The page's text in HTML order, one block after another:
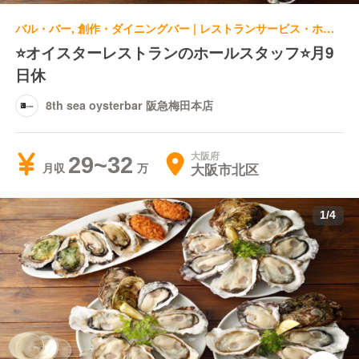
バル・バー, 創作・ダイニングバー | レストランサービス・ホールスタッフ | 8th sea oysterbar 阪急梅田本店
⭐オイスターレストランのホールスタッフ⭐月9
日休
8th sea oysterbar 阪急梅田本店
月収 29~32 大阪府
大阪市北区
1/4